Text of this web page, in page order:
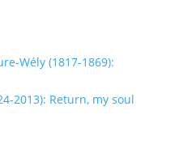
Wély (1817-1869):
2013): Return, my soul